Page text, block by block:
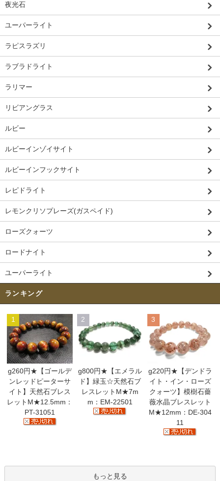
夜光石
ユーパーライト
ラピスラズリ
ラブラドライト
ラリマー
リビアングラス
ルビー
ルビーインゾイサイト
ルビーインフックサイト
レピドライト
レモンクリソプレーズ(ガスペイド)
ローズクォーツ
ロードナイト
ユーパーライト
ランキング
1
g260円★【ゴールデ
ンレッドピーターサ
イト】天然石ブレス
レットM★12.5mm：
PT-31051
2
g800円★【エメラル
ド】緑玉☆天然石ブ
レスレットM★7m
m：EM-22501
3
g220円★【デンドラ
イト・イン・ローズ
クォーツ】模樹石薔
薇水晶ブレスレット
M★12mm：DE-304
11
もっと見る